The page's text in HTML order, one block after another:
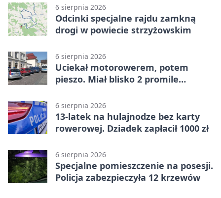
6 sierpnia 2026
Odcinki specjalne rajdu zamkną
drogi w powiecie strzyżowskim
6 sierpnia 2026
Uciekał motorowerem, potem
pieszo. Miał blisko 2 promile
6 sierpnia 2026
13-latek na hulajnodze bez karty
rowerowej. Dziadek zapłacił 1000 zł
6 sierpnia 2026
Specjalne pomieszczenie na posesji.
Policja zabezpieczyła 12 krzewów